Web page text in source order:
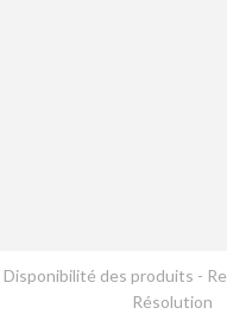
Disponibilité des produits -
Résolution